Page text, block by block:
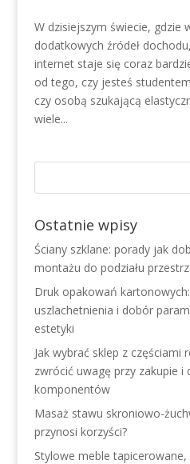
W dzisiejszym świecie, gdzie
dodatkowych źródeł
internet staje się coraz
od tego, czy jesteś
czy osobą szukającą
wiele...
Ostatnie wpisy
Ściany szklane: porady jak
montażu do podziału
Druk opakowań
uszlachetnienia i dobór
estetyki
Jak wybrać sklep z częściami
zwrócić uwagę przy zakupie i
komponentów
Masaż stawu skroniowo-
przynosi korzyści?
Stylowe meble